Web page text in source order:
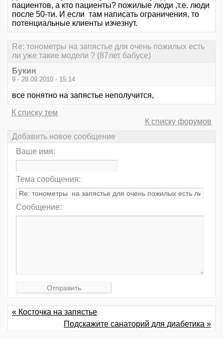
пациентов, а кто пациенты? пожилые люди ,т.е. люди
после 50-ти. И если там написать ограничения, то
потенциальные клиенты изчезнут.
Re: тонометры на запястье для очень пожилых есть
ли уже такие модели ? (87лет бабусе)
Букин
9 - 28.09.2010 - 15:14
все понятно на запястье неполучится,
К списку тем
К списку форумов
Добавить новое сообщение
Ваше имя:
Тема сообщения:
Сообщение:
« Косточка на запястье
Подскажите санаторий для диабетика »